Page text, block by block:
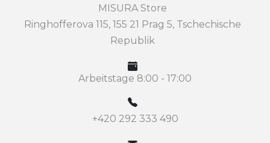
MISURA Store
Ringhofferova 115, 155 21 Prag 5, Tschechische
Republik
Arbeitstage 8:00 - 17:00
+420 292 333 490